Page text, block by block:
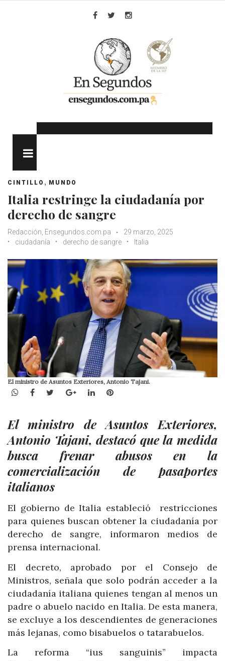
CINTILLO , MUNDO
Italia restringe la ciudadanía por
derecho de sangre
Redacción, Ensegundos.com.pa
29 marzo, 2025
ciudadanía
derecho de sangre Italia
El ministro de Asuntos Exteriores, Antonio Tajani.
WhatsApp
Facebook
TwitterGoogle+LinkedInPinterest
El ministro de Asuntos Exteriores,
Antonio Tajani, destacó que la medida
busca frenar abusos en la
comercialización de pasaportes
italianos
El gobierno de Italia estableció restricciones
para quienes buscan obtener la ciudadanía por
derecho de sangre, informaron medios de
prensa internacional.
El decreto, aprobado por el Consejo de
Ministros, señala que solo podrán acceder a la
ciudadanía italiana quienes tengan al menos un
padre o abuelo nacido en Italia. De esta manera,
se excluye a los descendientes de generaciones
más lejanas, como bisabuelos o tatarabuelos.
La reforma “ius sanguinis” impacta